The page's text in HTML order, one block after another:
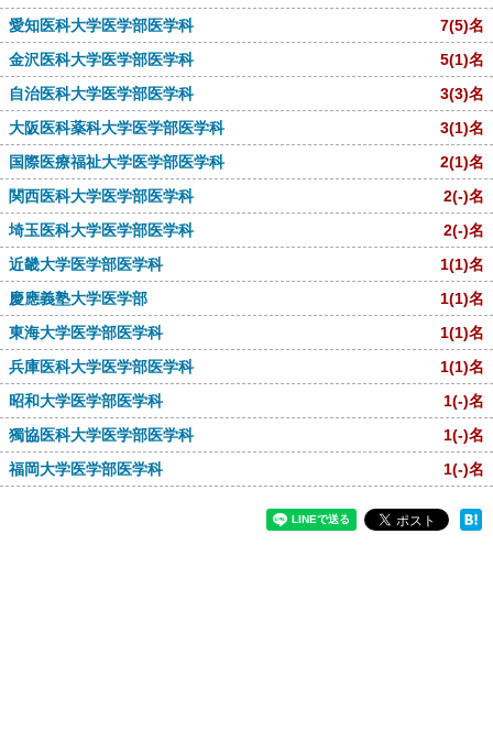
愛知医科大学医学部医学科 7(5)名
金沢医科大学医学部医学科
5(1)名
自治医科大学医学部医学科
3(3)名
大阪医科薬科大学医学部医学科
3(1)名
国際医療福祉大学医学部医学科
2(1)名
関西医科大学医学部医学科
2(-)名
埼玉医科大学医学部医学科
2(-)名
近畿大学医学部医学科
1(1)名
慶應義塾大学医学部
1(1)名
東海大学医学部医学科
1(1)名
兵庫医科大学医学部医学科
1(1)名
昭和大学医学部医学科
1(-)名
獨協医科大学医学部医学科
1(-)名
福岡大学医学部医学科
1(-)名